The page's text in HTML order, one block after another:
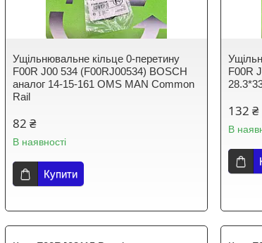
Ущільнювальне кільце 0-перетину
F00R J00 534 (F00RJ00534) BOSCH
аналог 14-15-161 OMS MAN Common
Rail
82 ₴
В наявності
Купити
F00R
132 ₴
В